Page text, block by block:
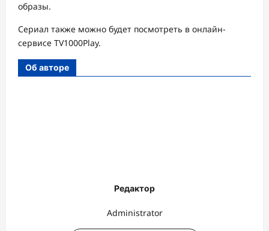
образы.
Сериал также можно будет посмотреть в онлайн-
сервисе TV1000Play.
Об авторе
Редактор
Administrator